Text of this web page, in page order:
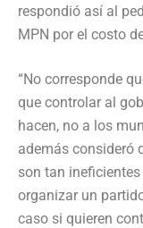
respondió así al
MPN por el costo
“No corresponde
que controlar al
hacen, no a los
además consideró
son tan
organizar un
caso si quieren